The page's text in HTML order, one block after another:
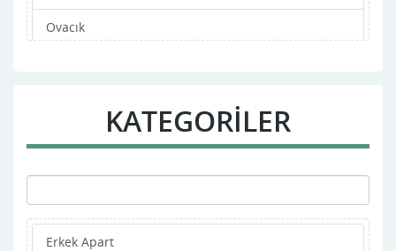
Ovacık
KATEGORİLER
Erkek Apart